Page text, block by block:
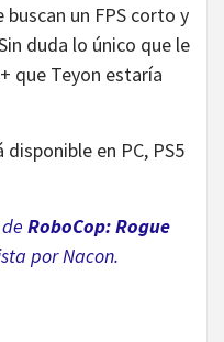
un FPS corto y
duda lo único que le
que Teyon estaría
en PC, PS5
RoboCop: Rogue
por Nacon.